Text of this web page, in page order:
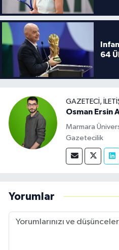
64
GAZETECI,
Osman Ersin
Marmara
Gazetecilik
Yorumlar